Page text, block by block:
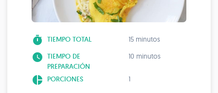
timer TIEMPO TOTAL 15 minutos
watch_later TIEMPO DE
PREPARACIÓN
10 minutos
pie_chart PORCIONES 1